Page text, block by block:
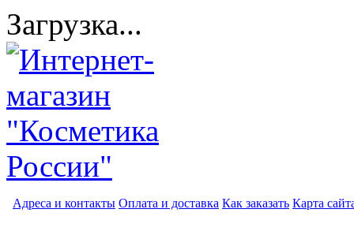
Загрузка...
Адреса и контакты Оплата и доставка Как заказать Карта